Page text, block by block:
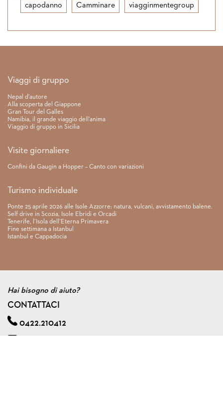
capodanno Camminare viagginmentegroup
Link rapidi
Viaggi di gruppo
Nepal d’autore
Alla scoperta del Giappone
Gran Tour del Galles
Namibia, il grande viaggio dell’anima
Viaggio di gruppo in Sicilia
Visite giornaliere
Confini da Gaugin a Hopper – Canto con variazioni
Turismo individuale
Ponte 25 aprile 2026 alle Isole Azzorre: natura, vulcani, avvistamento balene.
Self drive in Scozia, Isole Ebridi e Orcadi
Tenerife, l’Isola dell’Eterna Primavera
Fine settimana a Istanbul
Istanbul e Cappadocia
Hai bisogno di aiuto?
CONTATTACI
0422.210412